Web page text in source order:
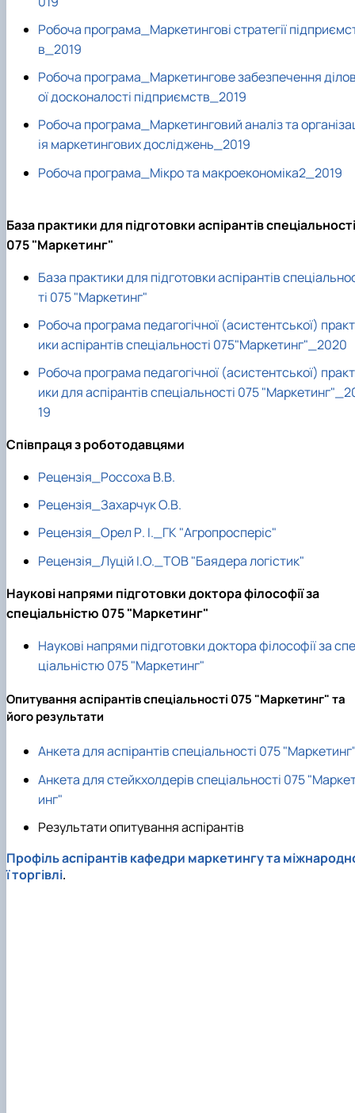
Робоча програма_Маркетингові стратегії
в_2019
Робоча програма_Маркетингове забезпечення
ої досконалості підприємств_2019
Робоча програма_Маркетинговий аналіз та
ія маркетингових досліджень_2019
Робоча програма_Мікро та макроекономіка2_2019
База практики для підготовки аспірантів спеціальності
075 "Маркетинг"
База практики для підготовки аспірантів
ті 075 "Маркетинг"
Робоча програма педагогічної (асистентської) практ
ики аспірантів спеціальності 075"Маркетинг"_2020
Робоча програма педагогічної (асистентської) практ
ики для аспірантів спеціальності 075
19
Співпраця з роботодавцями
Рецензія_Россоха В.В.
Рецензія_Захарчук О.В.
Рецензія_Орел Р. І._ГК "Агропросперіс"
Рецензія_Луцій І.О._ТОВ "Баядера логістик"
Наукові напрями підготовки доктора філософії за
спеціальністю 075 "Маркетинг"
Наукові напрями підготовки доктора філософії за спе
ціальністю 075 "Маркетинг"
Опитування аспірантів спеціальності 075 "Маркетинг" та
його результати
Анкета для аспірантів спеціальності 075
Анкета для стейкхолдерів спеціальності 075
инг"
Результати опитування аспірантів
Профіль аспірантів кафедри маркетингу та
ї торгівлі.